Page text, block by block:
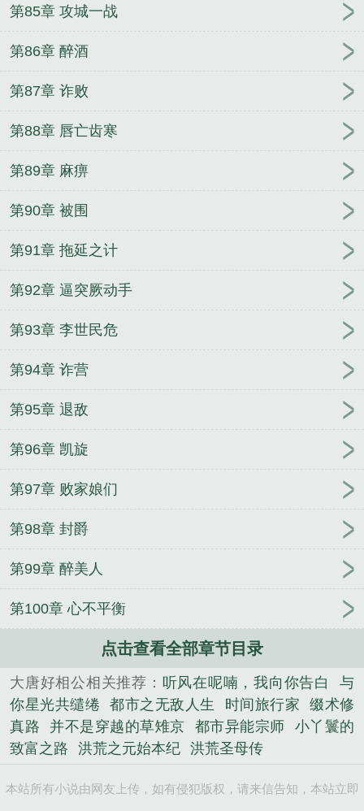
第85章 攻城一战
第86章 醉酒
第87章 诈败
第88章 唇亡齿寒
第89章 麻痹
第90章 被围
第91章 拖延之计
第92章 逼突厥动手
第93章 李世民危
第94章 诈营
第95章 退敌
第96章 凯旋
第97章 败家娘们
第98章 封爵
第99章 醉美人
第100章 心不平衡
点击查看全部章节目录
大唐好相公相关推荐： 听风在呢喃，我向你告白
与
你星光共缱绻
都市之无敌人生 时间旅行家
缀术修
真路
并不是穿越的草雉京 都市异能宗师
小丫鬟的
致富之路
洪荒之元始本纪 洪荒圣母传
本站所有小说由网友上传，如有侵犯版权，请来信告知，本站立即